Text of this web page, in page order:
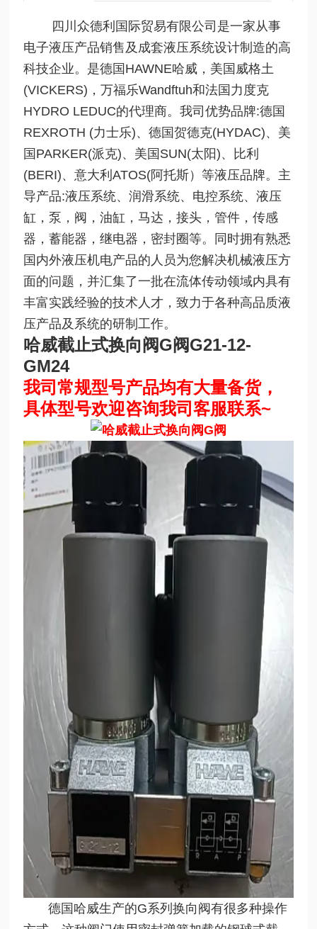
四川众德利国际贸易有限公司是一家从事
电子液压产品销售及成套液压系统设计制造的高
科技企业。是德国HAWNE哈威，美国威格土
(VICKERS)，万福乐Wandftuh和法国力度克
HYDRO LEDUC的代理商。我司优势品牌:德国
REXROTH (力士乐)、德国贺德克(HYDAC)、美
国PARKER(派克)、美国SUN(太阳)、比利
(BERI)、意大利ATOS(阿托斯）等液压品牌。主
导产品:液压系统、润滑系统、电控系统、液压
缸，泵，阀，油缸，马达，接头，管件，传感
器，蓄能器，继电器，密封圈等。同时拥有熟悉
国内外液压机电产品的人员为您解决机械液压方
面的问题，并汇集了一批在流体传动领域内具有
丰富实践经验的技术人才，致力于各种高品质液
压产品及系统的研制工作。
哈威截止式换向阀G阀G21-12-
GM24
我司常规型号产品均有大量备货，
具体型号欢迎咨询我司客服联系~
德国哈威生产的G系列换向阀有很多种操作